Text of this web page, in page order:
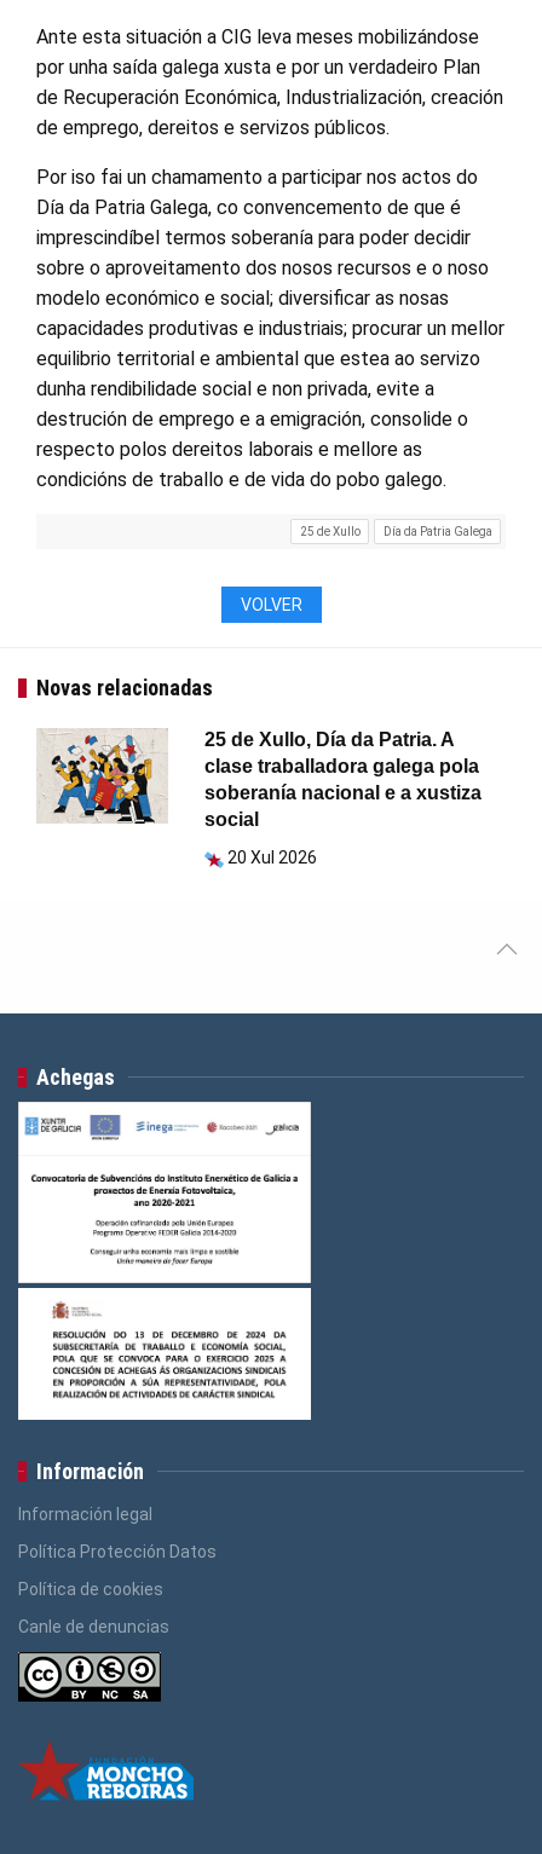
Ante esta situación a CIG leva meses mobilizándose
por unha saída galega xusta e por un verdadeiro Plan
de Recuperación Económica, Industrialización, creación
de emprego, dereitos e servizos públicos.
Por iso fai un chamamento a participar nos actos do
Día da Patria Galega, co convencemento de que é
imprescindíbel termos soberanía para poder decidir
sobre o aproveitamento dos nosos recursos e o noso
modelo económico e social; diversificar as nosas
capacidades produtivas e industriais; procurar un mellor
equilibrio territorial e ambiental que estea ao servizo
dunha rendibilidade social e non privada, evite a
destrución de emprego e a emigración, consolide o
respecto polos dereitos laborais e mellore as
condicións de traballo e de vida do pobo galego.
25 de Xullo Día da Patria Galega
VOLVER
Novas relacionadas
25 de Xullo, Día da Patria. A
clase traballadora galega pola
soberanía nacional e a xustiza
social
20 Xul 2026
Achegas
Información
Información legal
Política Protección Datos
Política de cookies
Canle de denuncias